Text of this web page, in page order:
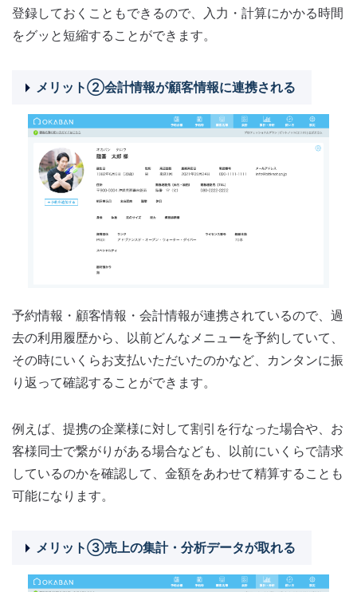
登録しておくこともできるので、入力・計算にかかる時間
をグッと短縮することができます。
メリット②会計情報が顧客情報に連携される
予約情報・顧客情報・会計情報が連携されているので、過
去の利用履歴から、以前どんなメニューを予約していて、
その時にいくらお支払いただいたのかなど、カンタンに振
り返って確認することができます。
例えば、提携の企業様に対して割引を行なった場合や、お
客様同士で繋がりがある場合なども、以前にいくらで請求
しているのかを確認して、金額をあわせて精算することも
可能になります。
メリット③売上の集計・分析データが取れる